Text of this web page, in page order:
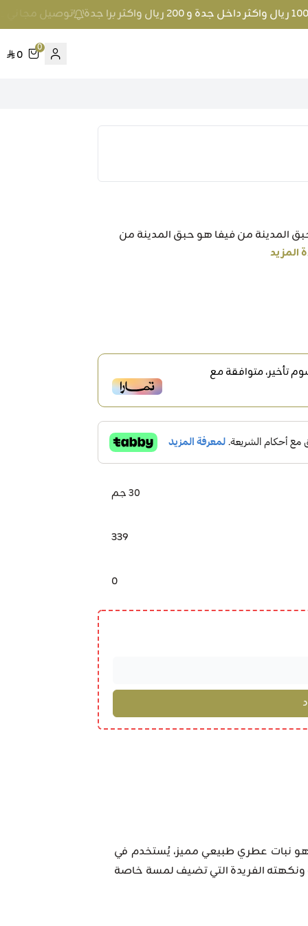
توصيل مجاني عند الطلب بمبلغ 100 ريال
0
0
جرام وصف المنتج: حبق المدينة من فيفا هو حبق المدينة من
المزيد
تأخير، متوافقة مع
30 جم
339
0
نبات عطري طبيعي مميز، يُستخدم في
ونكهته الفريدة التي تضيف لمسة خاصة